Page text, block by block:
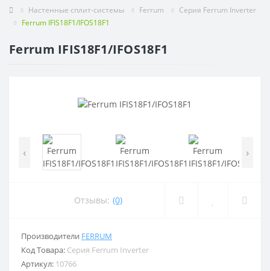
Настенные сплит-системы Ferrum
Серия Ferrum Inverter
Ferrum IFIS18F1/IFOS18F1
Ferrum IFIS18F1/IFOS18F1
‹ ›
Отзывы: (0)
Производители FERRUM
Код Товара: Серия Ferrum Inverter
Артикул: 10766